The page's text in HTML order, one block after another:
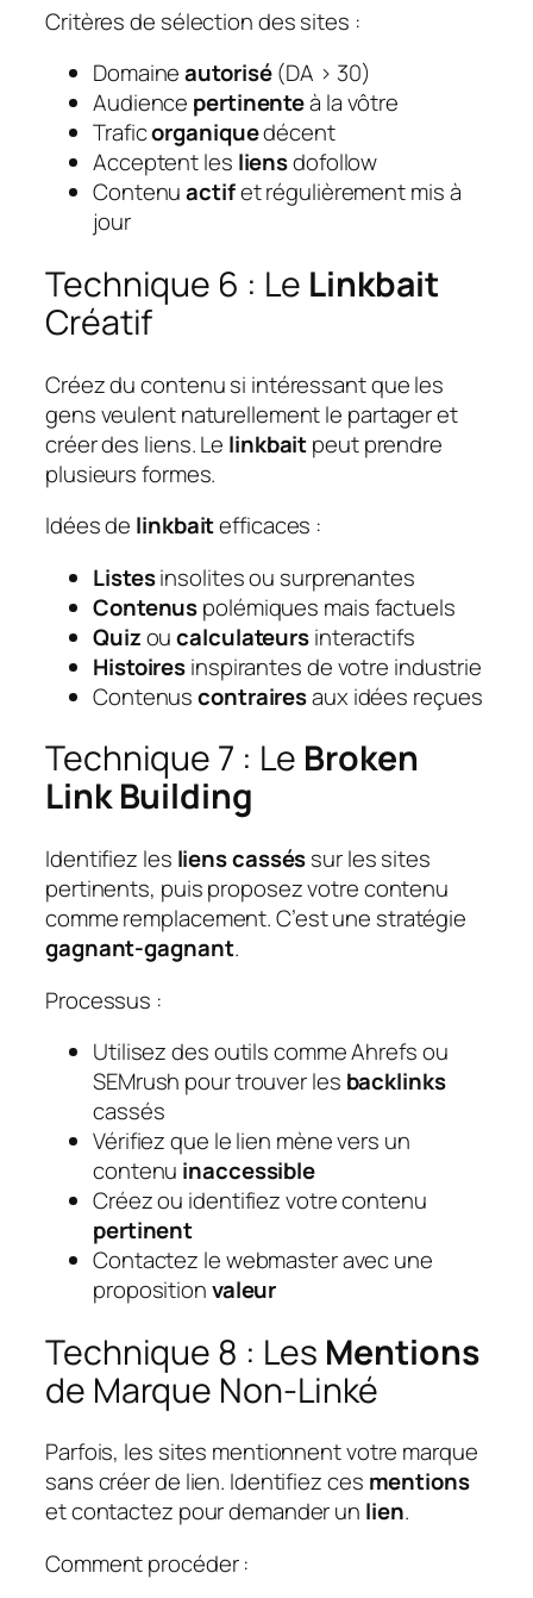
Critères de sélection des sites :
Domaineautorisé(DA > 30)
Audience pertinenteà la vôtre
Traficorganiquedécent
Acceptent les liensdofollow
Contenuactifet régulièrement mis à
jour
Technique 6 : Le Linkbait
Créatif
Créez du contenu si intéressant que les
gens veulent naturellement le partager et
créer des liens. Le linkbaitpeut prendre
plusieurs formes.
Idées de linkbaitefficaces :
Listesinsolites ou surprenantes
Contenuspolémiques mais factuels
Quizoucalculateursinteractifs
Histoiresinspirantes de votre industrie
Contenuscontrairesaux idées reçues
Technique 7 : Le Broken
Link Building
Identifiez les liens casséssur les sites
pertinents, puis proposez votre contenu
comme remplacement. C’est une stratégie
gagnant-gagnant.
Processus :
Utilisez des outils comme Ahrefs ou
SEMrush pour trouver les backlinks
cassés
Vérifiez que le lien mène vers un
contenu inaccessible
Créez ou identifiez votre contenu
pertinent
Contactez le webmaster avec une
propositionvaleur
Technique 8 : Les Mentions
de Marque Non-Linké
Parfois, les sites mentionnent votre marque
sans créer de lien. Identifiez ces mentions
et contactez pour demander un lien.
Comment procéder :